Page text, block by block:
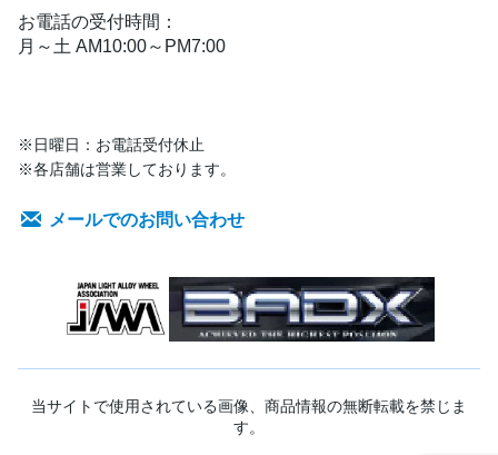
お電話の受付時間：
月～土 AM10:00～PM7:00
※日曜日：お電話受付休止
※各店舗は営業しております。
メールでのお問い合わせ
当サイトで使用されている画像、商品情報の無断転載を禁じま
す。